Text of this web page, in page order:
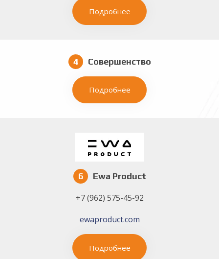
Подробнее
4 Совершенство
Подробнее
6 Ewa Product
+7 (962) 575-45-92
ewaproduct.com
Подробнее